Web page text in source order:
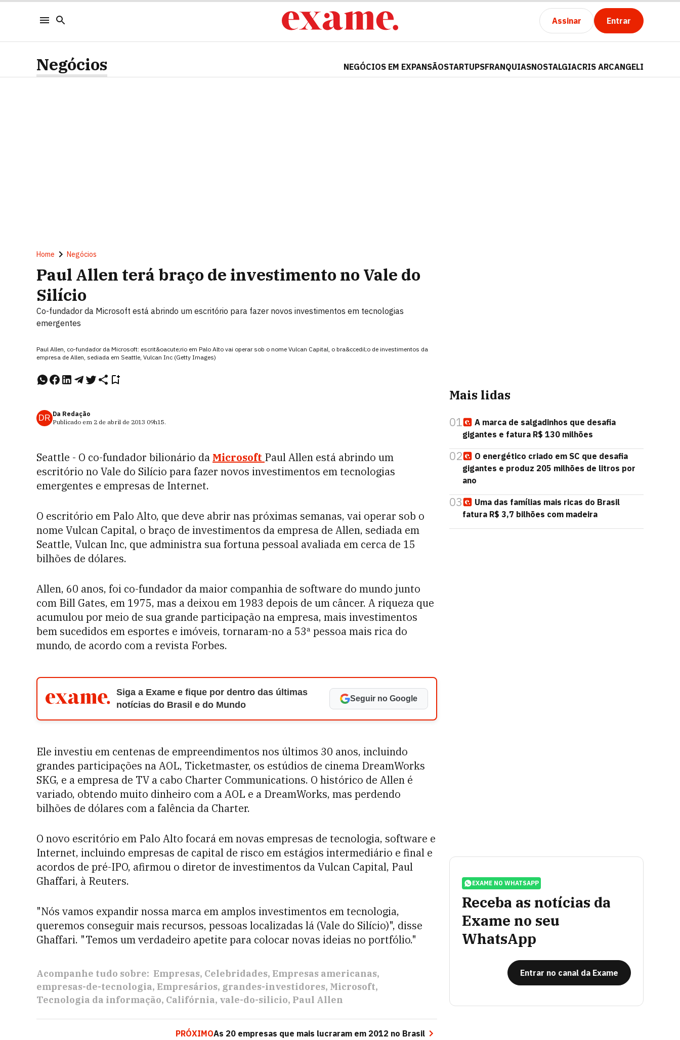
Assinar Entrar
Negócios NEGÓCIOS EM EXPANSÃOSTARTUPSFRANQUIASNOSTALGIACRIS ARCANGELI
Home Negócios
Paul Allen terá braço de investimento no Vale do
Silício
Co-fundador da Microsoft está abrindo um escritório para fazer novos investimentos em tecnologias
emergentes
Paul Allen, co-fundador da Microsoft: escrit&oacute;rio em Palo Alto vai operar sob o nome Vulcan Capital, o bra&ccedil;o de investimentos da
empresa de Allen, sediada em Seattle, Vulcan Inc (Getty Images)
DR Da Redação
Publicado em 2 de abril de 2013 09h15.
Seattle - O co-fundador bilionário da Microsoft Paul Allen está abrindo um
escritório no Vale do Silício para fazer novos investimentos em tecnologias
emergentes e empresas de Internet.
O escritório em Palo Alto, que deve abrir nas próximas semanas, vai operar sob o
nome Vulcan Capital, o braço de investimentos da empresa de Allen, sediada em
Seattle, Vulcan Inc, que administra sua fortuna pessoal avaliada em cerca de 15
bilhões de dólares.
Allen, 60 anos, foi co-fundador da maior companhia de software do mundo junto
com Bill Gates, em 1975, mas a deixou em 1983 depois de um câncer. A riqueza que
acumulou por meio de sua grande participação na empresa, mais investimentos
bem sucedidos em esportes e imóveis, tornaram-no a 53ª pessoa mais rica do
mundo, de acordo com a revista Forbes.
Siga a Exame e fique por dentro das últimas
notícias do Brasil e do Mundo
Seguir no Google
Ele investiu em centenas de empreendimentos nos últimos 30 anos, incluindo
grandes participações na AOL, Ticketmaster, os estúdios de cinema DreamWorks
SKG, e a empresa de TV a cabo Charter Communications. O histórico de Allen é
variado, obtendo muito dinheiro com a AOL e a DreamWorks, mas perdendo
bilhões de dólares com a falência da Charter.
O novo escritório em Palo Alto focará em novas empresas de tecnologia, software e
Internet, incluindo empresas de capital de risco em estágios intermediário e final e
acordos de pré-IPO, afirmou o diretor de investimentos da Vulcan Capital, Paul
Ghaffari, à Reuters.
"Nós vamos expandir nossa marca em amplos investimentos em tecnologia,
queremos conseguir mais recursos, pessoas localizadas lá (Vale do Silício)", disse
Ghaffari. "Temos um verdadeiro apetite para colocar novas ideias no portfólio."
Acompanhe tudo sobre: Empresas Celebridades Empresas americanas
empresas-de-tecnologia Empresários grandes-investidores Microsoft
Tecnologia da informação Califórnia vale-do-silicio Paul Allen
PRÓXIMOAs 20 empresas que mais lucraram em 2012 no Brasil
Mais lidas
01
A marca de salgadinhos que desafia
gigantes e fatura R$ 130 milhões
02
O energético criado em SC que desafia
gigantes e produz 205 milhões de litros por
ano
03
Uma das famílias mais ricas do Brasil
fatura R$ 3,7 bilhões com madeira
EXAME NO WHATSAPP
Receba as notícias da
Exame no seu
WhatsApp
Entrar no canal da Exame